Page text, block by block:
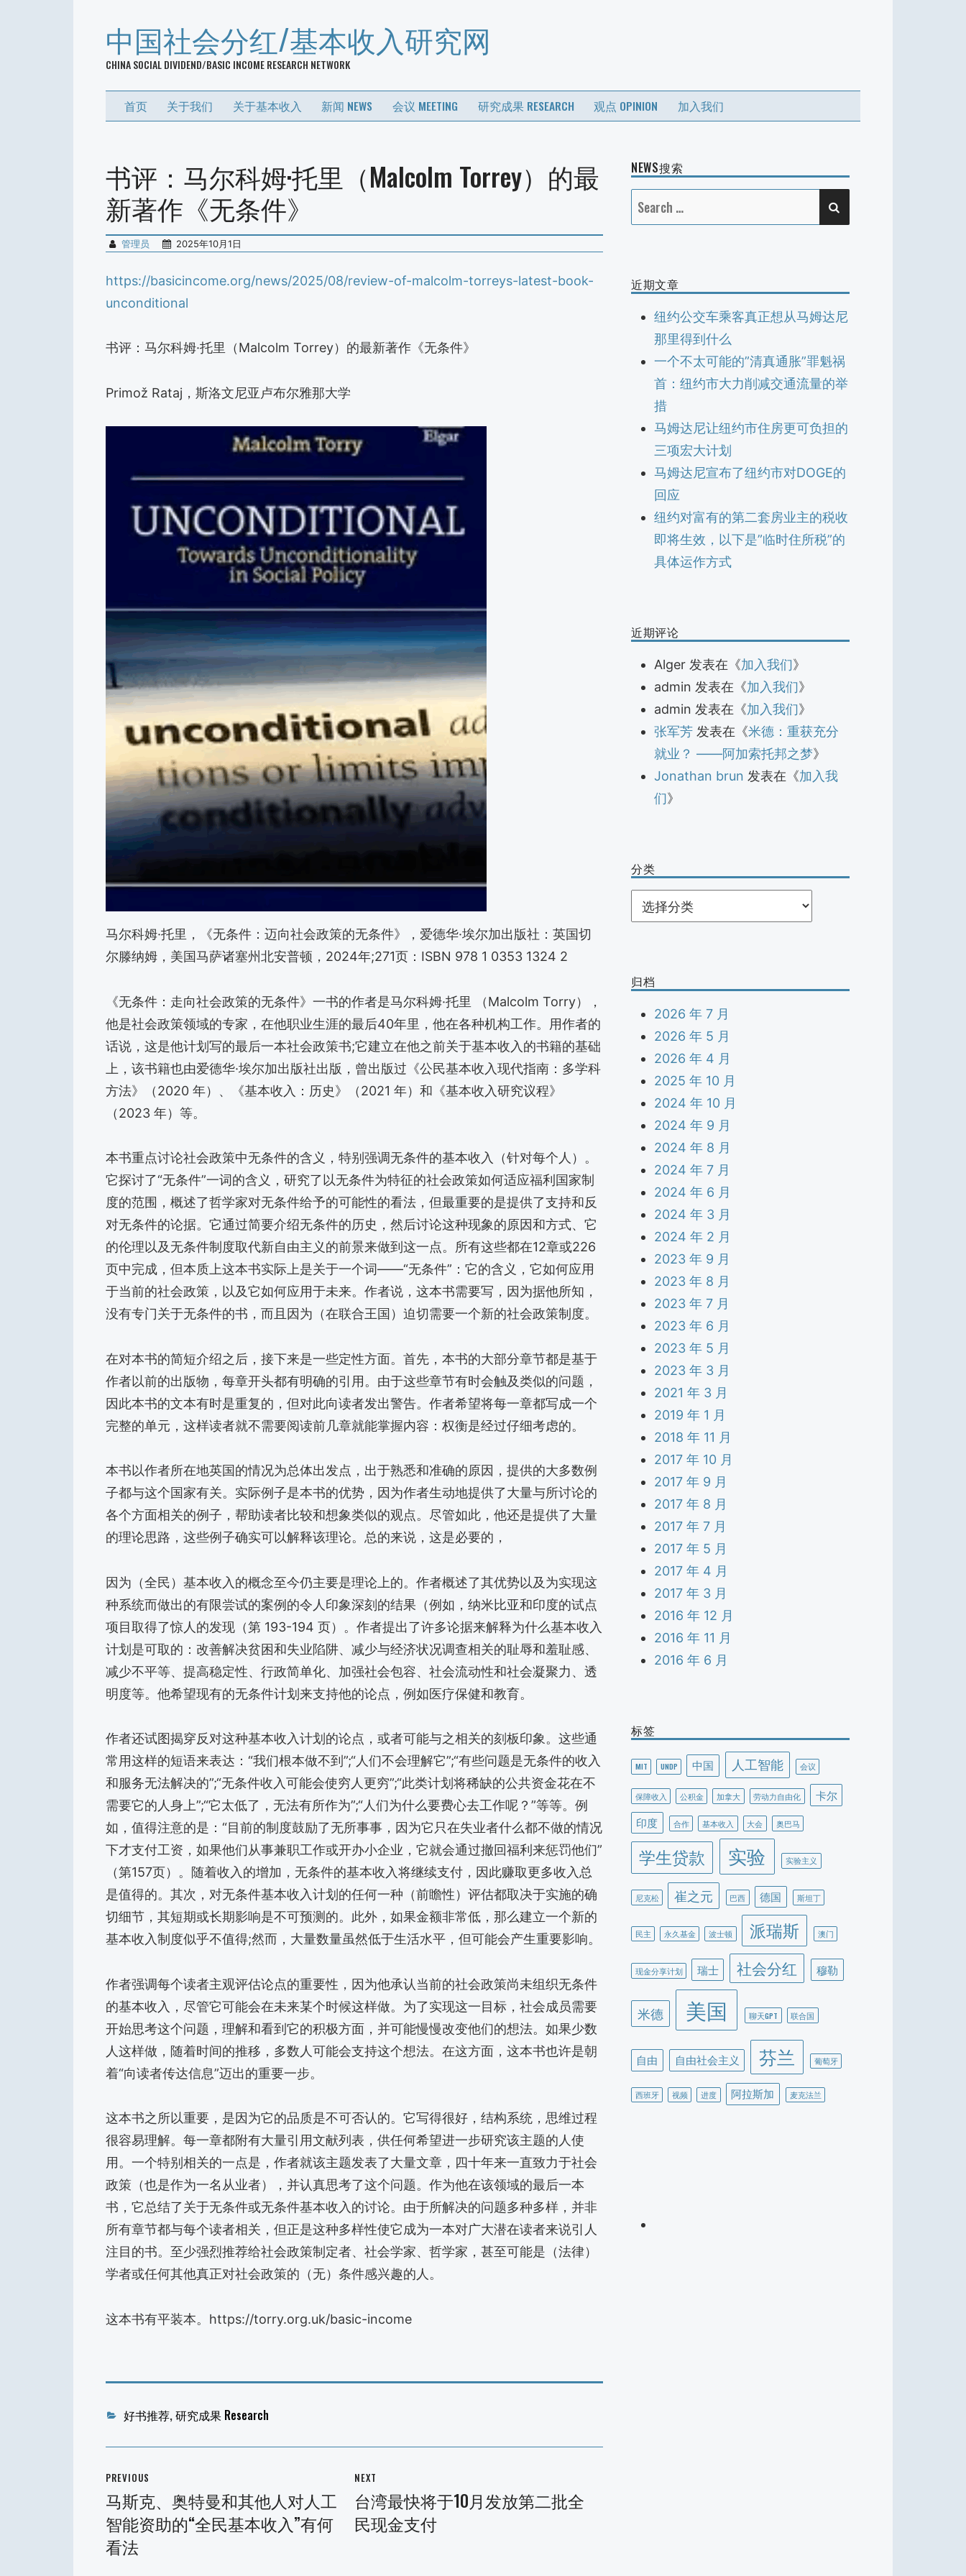
中国社会分红/基本收入研究网
CHINA SOCIAL DIVIDEND/BASIC INCOME RESEARCH NETWORK
首页 关于我们 关于基本收入 新闻 NEWS 会议 MEETING 研究成果 RESEARCH 观点 OPINION 加入我们
书评：马尔科姆·托里（Malcolm Torrey）的最
新著作《无条件》
管理员 2025年10月1日
https://basicincome.org/news/2025/08/review-of-malcolm-torreys-latest-book-
unconditional
书评：马尔科姆·托里（Malcolm Torrey）的最新著作《无条件》
Primož Rataj，斯洛文尼亚卢布尔雅那大学
马尔科姆·托里，《无条件：迈向社会政策的无条件》，爱德华·埃尔加出版社：英国切
尔滕纳姆，美国马萨诸塞州北安普顿，2024年;271页：ISBN 978 1 0353 1324 2
《无条件：走向社会政策的无条件》一书的作者是马尔科姆·托里 （Malcolm Torry），
他是社会政策领域的专家，在他职业生涯的最后40年里，他在各种机构工作。用作者的
话说，这是他计划写的最后一本社会政策书;它建立在他之前关于基本收入的书籍的基础
上，该书籍也由爱德华·埃尔加出版社出版，曾出版过《公民基本收入现代指南：多学科
方法》（2020 年）、《基本收入：历史》（2021 年）和《基本收入研究议程》
（2023 年）等。
本书重点讨论社会政策中无条件的含义，特别强调无条件的基本收入（针对每个人）。
它探讨了“无条件”一词的含义，研究了以无条件为特征的社会政策如何适应福利国家制
度的范围，概述了哲学家对无条件给予的可能性的看法，但最重要的是提供了支持和反
对无条件的论据。它通过简要介绍无条件的历史，然后讨论这种现象的原因和方式、它
的伦理以及无条件制度取代新自由主义的前景来做到这一点。所有这些都在12章或226
页中完成，但本质上这本书实际上是关于一个词——“无条件”：它的含义，它如何应用
于当前的社会政策，以及它如何应用于未来。作者说，这本书需要写，因为据他所知，
没有专门关于无条件的书，而且因为（在联合王国）迫切需要一个新的社会政策制度。
在对本书的简短介绍之后，接下来是一些定性方面。首先，本书的大部分章节都是基于
作者以前的出版物，每章开头都有明确的引用。由于这些章节有时会触及类似的问题，
因此本书的文本有时是重复的，但对此向读者发出警告。作者希望将每一章都写成一个
完整的单元，这样读者就不需要阅读前几章就能掌握内容：权衡是经过仔细考虑的。
本书以作者所在地英国的情况为总体出发点，出于熟悉和准确的原因，提供的大多数例
子都与这个国家有关。实际例子是本书的优势，因为作者生动地提供了大量与所讨论的
各个方面相关的例子，帮助读者比较和想象类似的观点。尽管如此，他还是提供了大量
的理论思路，这些例子确实可以解释该理论。总的来说，这是必要的，
因为（全民）基本收入的概念至今仍主要是理论上的。作者概述了其优势以及为实现这
种系统而做出的有限尝试的案例的令人印象深刻的结果（例如，纳米比亚和印度的试点
项目取得了惊人的发现（第 193-194 页）。作者提出了许多论据来解释为什么基本收入
计划是可取的：改善解决贫困和失业陷阱、减少与经济状况调查相关的耻辱和羞耻感、
减少不平等、提高稳定性、行政简单化、加强社会包容、社会流动性和社会凝聚力、透
明度等。他希望现有的无条件计划来支持他的论点，例如医疗保健和教育。
作者还试图揭穿反对这种基本收入计划的论点，或者可能与之相关的刻板印象。这些通
常用这样的短语来表达：“我们根本做不到”;“人们不会理解它”;“有些问题是无条件的收入
和服务无法解决的”;“无条件收入可能会使穷人更穷”;“此类计划将稀缺的公共资金花在不
需要它的人身上”;“它太低了，无法有所作为”;“人们为什么要费心去工作呢？”等等。例
如，值得注意的是：“目前的制度鼓励了无所事事，因为它只在失业者什么都不做的情况
下才支付工资，如果他们从事兼职工作或开办小企业，它就会通过撤回福利来惩罚他们”
（第157页）。随着收入的增加，无条件的基本收入将继续支付，因此赚取更多收入总
是值得的。其次，对无条件基本收入计划的任何一种（前瞻性）评估都取决于实施的确
切细节，其短期或长期影响是不可预测的。此外，如果金额非常低，那么建立一个新的
基本收入制度似乎不值得;然而，大量数量虽然低于生活水平，但可能会产生重要影响。
作者强调每个读者主观评估论点的重要性，因为他承认当前的社会政策尚未组织无条件
的基本收入，尽管它可能会在未来某个时候这样做。为了实现这一目标，社会成员需要
开始思考这个问题，理解和看到它的积极方面，并可能慢慢改变他们的想法。如果少数
人这样做，随着时间的推移，多数人可能会支持这个想法。在这方面，这本书也许是朝
着“向读者传达信息”迈出的重要一步。
这本书之所以重要，是因为它的品质是不可否认的。它写得很好，结构系统，思维过程
很容易理解。每一章都附有大量引用文献列表，供任何希望进一步研究该主题的人使
用。一个特别相关的一点是，作者就该主题发表了大量文章，四十年来一直致力于社会
政策（也是作为一名从业者），并认真思考了这个问题。作为他在该领域的最后一本
书，它总结了关于无条件或无条件基本收入的讨论。由于所解决的问题多种多样，并非
所有章节都与每个读者相关，但正是这种多样性使它成为一本对广大潜在读者来说引人
注目的书。至少强烈推荐给社会政策制定者、社会学家、哲学家，甚至可能是（法律）
学者或任何其他真正对社会政策的（无）条件感兴趣的人。
这本书有平装本。https://torry.org.uk/basic-income
Categories
好书推荐,研究成果 Research
章
导
航
PREVIOUS
Previous
post:
马斯克、奥特曼和其他人对人工
智能资助的“全民基本收入”有何
看法
NEXT
Next
post:
台湾最快将于10月发放第二批全
民现金支付
NEWS搜索
Search
for:
近期文章
纽约公交车乘客真正想从马姆达尼
那里得到什么
一个不太可能的”清真通胀”罪魁祸
首：纽约市大力削减交通流量的举
措
马姆达尼让纽约市住房更可负担的
三项宏大计划
马姆达尼宣布了纽约市对DOGE的
回应
纽约对富有的第二套房业主的税收
即将生效，以下是”临时住所税”的
具体运作方式
近期评论
Alger发表在《加入我们》
admin 发表在《加入我们》
admin 发表在《加入我们》
张军芳发表在《米德：重获充分
就业？ ——阿加索托邦之梦》
Jonathan brun 发表在《加入我
们》
分类
类
归档
2026 年 7 月
2026 年 5 月
2026 年 4 月
2025 年 10 月
2024 年 10 月
2024 年 9 月
2024 年 8 月
2024 年 7 月
2024 年 6 月
2024 年 3 月
2024 年 2 月
2023 年 9 月
2023 年 8 月
2023 年 7 月
2023 年 6 月
2023 年 5 月
2023 年 3 月
2021 年 3 月
2019 年 1 月
2018 年 11 月
2017 年 10 月
2017 年 9 月
2017 年 8 月
2017 年 7 月
2017 年 5 月
2017 年 4 月
2017 年 3 月
2016 年 12 月
2016 年 11 月
2016 年 6 月
标签
MIT UNDP 中国 人工智能 会议
保障收入 公积金 加拿大 劳动力自由化
卡尔
印度
合作 基本收入 大会 奥巴马
学生贷款 实验 实验主义
尼克松 崔之元 巴西 德国 斯坦丁
民主 永久基金 波士顿 派瑞斯 澳门
现金分享计划 瑞士 社会分红 穆勒
米德 美国 聊天GPT 联合国
自由 自由社会主义 芬兰 葡萄牙
西班牙 视频 进度 阿拉斯加 麦克法兰